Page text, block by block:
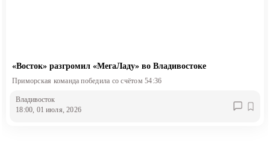
«Восток» разгромил «МегаЛаду» во Владивостоке
Приморская команда победила со счётом 54:36
Владивосток
18:00, 01 июля, 2026